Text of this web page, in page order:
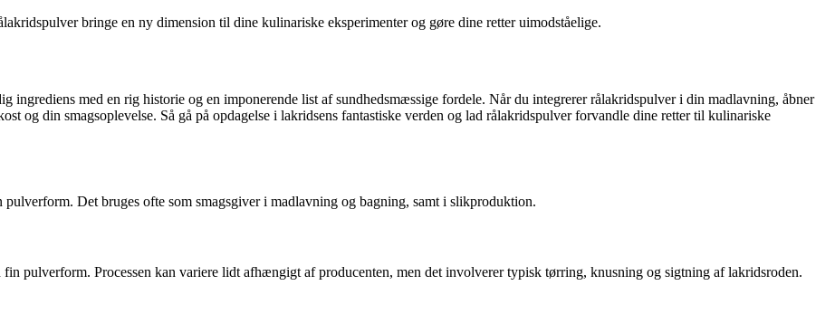
bringe en ny dimension til dine kulinariske eksperimenter og gøre dine retter uimodståelige.
ingrediens med en rig historie og en imponerende list af sundhedsmæssige fordele. Når du integrerer rålakridspulver i din madlavning, åbner
og din smagsoplevelse. Så gå på opdagelse i lakridsens fantastiske verden og lad rålakridspulver forvandle dine retter til kulinariske
Det bruges ofte som smagsgiver i madlavning og bagning, samt i slikproduktion.
pulverform. Processen kan variere lidt afhængigt af producenten, men det involverer typisk tørring, knusning og sigtning af lakridsroden.